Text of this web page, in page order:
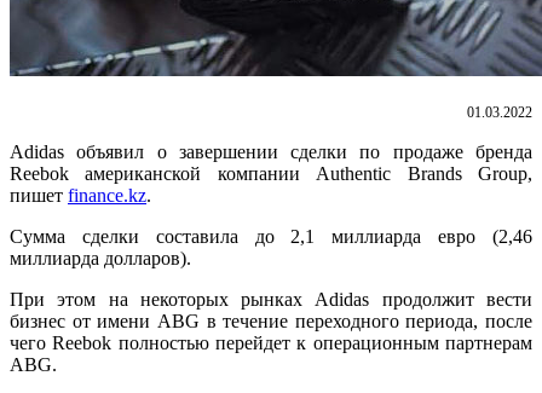
01.03.2022
Adidas объявил о завершении сделки по продаже бренда
Reebok американской компании Authentic Brands Group,
пишет finance.kz.
Сумма сделки составила до 2,1 миллиарда евро (2,46
миллиарда долларов).
При этом на некоторых рынках Adidas продолжит вести
бизнес от имени ABG в течение переходного периода, после
чего Reebok полностью перейдет к операционным партнерам
ABG.